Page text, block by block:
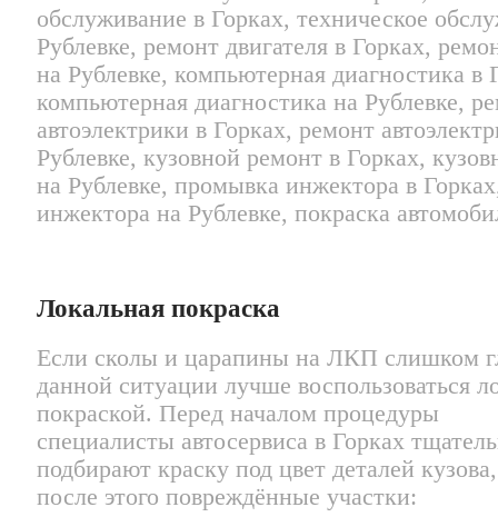
Локальная покраска
Если сколы и царапины на ЛКП слишком
данной ситуации лучше воспользоваться
покраской. Перед началом процедуры
специалисты автосервиса в Горках
подбирают краску под цвет деталей
после этого повреждённые участки: